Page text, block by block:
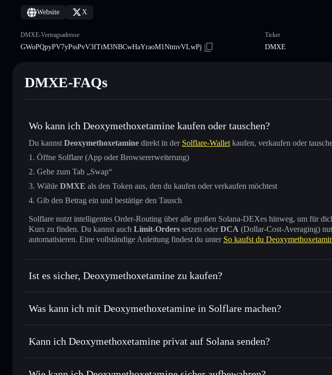
Website X
DMXE-Vertragsadresse
GWoPQpyPV7yPssPvV3fTtM3NBCwHaYraoM1NtmvVLwPj
Ticker
DMXE
DMXE-FAQs
Wo kann ich Deoxymethoxetamine kaufen oder tauschen?
Du kannst Deoxymethoxetamine direkt in der Solflare-Wallet kaufen, verkaufen oder
Öffne Solflare (App oder Browsererweiterung)
Gehe zum Tab „Swap“
Wähle DMXE als den Token aus, den du kaufen oder verkaufen möchtest
Gib den Betrag ein und bestätige den Tausch
Solflare nutzt intelligentes Order-Routing über alle großen Solana-DEXes hinweg, um für
Kurs zu finden. Du kannst auch Limit-Orders setzen oderDCA (Dollar-Cost-Averaging)
automatisieren. Eine vollständige Anleitung findest du unter So kaufst du
Ist es sicher, Deoxymethoxetamine zu kaufen?
Deoxymethoxetamine nicht verifiziert
Was kann ich mit Deoxymethoxetamine in Solflare machen?
Deoxymethoxetamine
Solflare-Wallet
Sofort tauschen– handle DMXE gegen SOL, USDC oder Tausende anderer Solana-
Kann ich Deoxymethoxetamine privat auf Solana senden?
Privacy Aggregator